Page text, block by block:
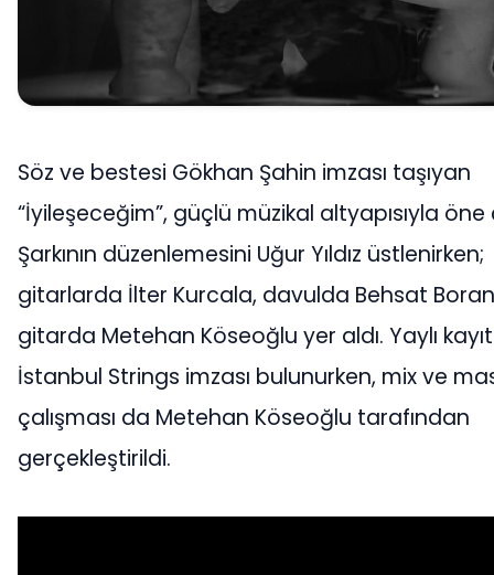
Söz ve bestesi Gökhan Şahin imzası taşıyan
“İyileşeceğim”, güçlü müzikal altyapısıyla öne
Şarkının düzenlemesini Uğur Yıldız üstlenirken;
gitarlarda İlter Kurcala, davulda Behsat
gitarda Metehan Köseoğlu yer aldı. Yaylı
İstanbul Strings imzası bulunurken, mix ve
çalışması da Metehan Köseoğlu tarafından
gerçekleştirildi.